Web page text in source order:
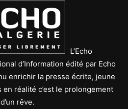
L’Echo
d’Information édité par Echo
enrichir la presse écrite, jeune
réalité c’est le prolongement
rêve.